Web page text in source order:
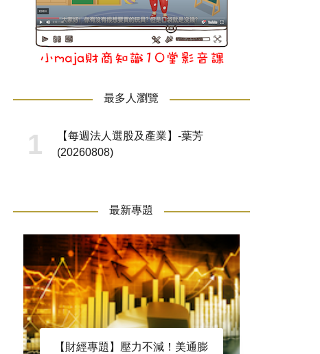
最多人瀏覽
【每週法人選股及產業】-葉芳
(20260808)
最新專題
【財經專題】壓力不減！美通膨